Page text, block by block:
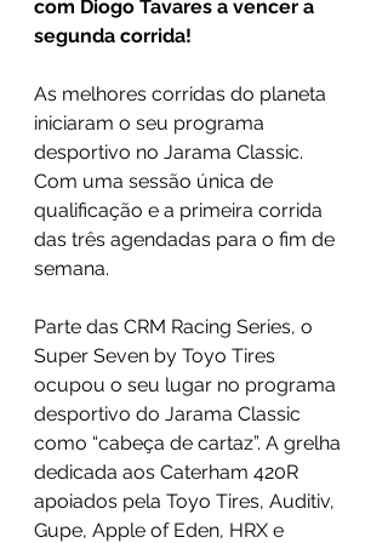
com Diogo Tavares a vencer a
segunda corrida!
As melhores corridas do planeta
iniciaram o seu programa
desportivo no Jarama Classic.
Com uma sessão única de
qualificação e a primeira corrida
das três agendadas para o fim de
semana.
Parte das CRM Racing Series, o
Super Seven by Toyo Tires
ocupou o seu lugar no programa
desportivo do Jarama Classic
como “cabeça de cartaz”. A grelha
dedicada aos Caterham 420R
apoiados pela Toyo Tires, Auditiv,
Gupe, Apple of Eden, HRX e